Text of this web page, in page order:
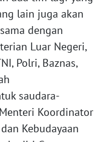
lain juga akan
dengan
Luar Negeri,
Polri, Baznas,
saudara-
Koordinator
Kebudayaan